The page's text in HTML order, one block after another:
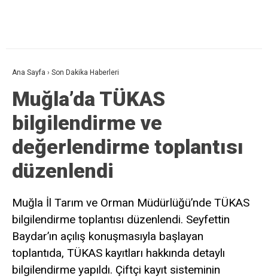
Ana Sayfa › Son Dakika Haberleri
Muğla’da TÜKAS
bilgilendirme ve
değerlendirme toplantısı
düzenlendi
Muğla İl Tarım ve Orman Müdürlüğü’nde TÜKAS
bilgilendirme toplantısı düzenlendi. Seyfettin
Baydar’ın açılış konuşmasıyla başlayan
toplantıda, TÜKAS kayıtları hakkında detaylı
bilgilendirme yapıldı. Çiftçi kayıt sisteminin